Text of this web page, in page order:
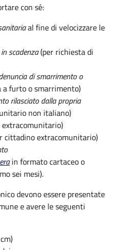
con sé:
al fine di velocizzare le
scadenza(per richiesta di
di smarrimento o
furto o smarrimento)
rilasciato dalla propria
non italiano)
cittadino extracomunitario)
in formato cartaceo o
sei mesi).
devono essere presentate
e avere le seguenti